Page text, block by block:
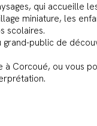
qui accueille
miniature, les
scolaires.
grand-public de
à Corcoué, ou vous